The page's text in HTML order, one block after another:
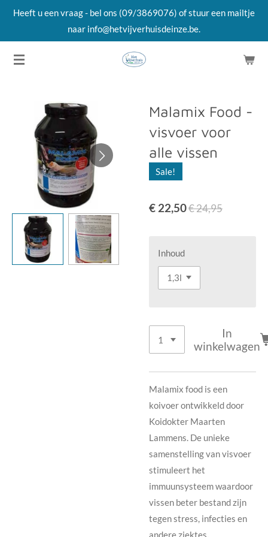
Ga
de
Heeft u een vraag - bel ons (09/3869076) of stuur een mailtje
naar info@hetvijverhuisdeinze.be.
Malamix Food -
visvoer voor
alle vissen
Sale!
€ 22,50€ 24,95
Inhoud
In
winkelwagen
Malamix food is een
koivoer ontwikkeld door
Koidokter Maarten
Lammens. De unieke
samenstelling van visvoer
stimuleert het
immuunsysteem waardoor
vissen beter bestand zijn
tegen stress, infecties en
andere ziektes.